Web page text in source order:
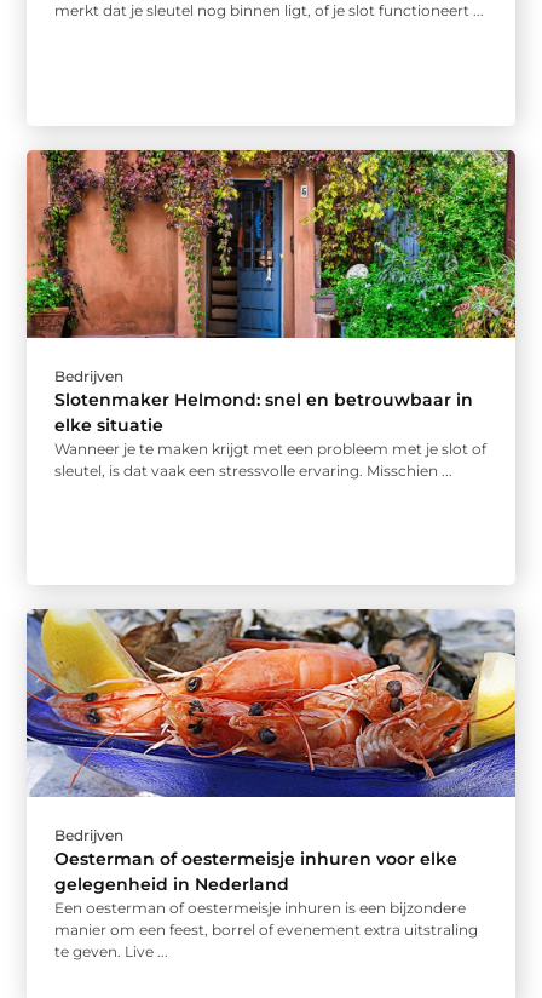
merkt dat je sleutel nog binnen ligt, of je slot functioneert ...
Bedrijven
Slotenmaker Helmond: snel en betrouwbaar in
elke situatie
Wanneer je te maken krijgt met een probleem met je slot of
sleutel, is dat vaak een stressvolle ervaring. Misschien ...
Bedrijven
Oesterman of oestermeisje inhuren voor elke
gelegenheid in Nederland
Een oesterman of oestermeisje inhuren is een bijzondere
manier om een feest, borrel of evenement extra uitstraling
te geven. Live ...